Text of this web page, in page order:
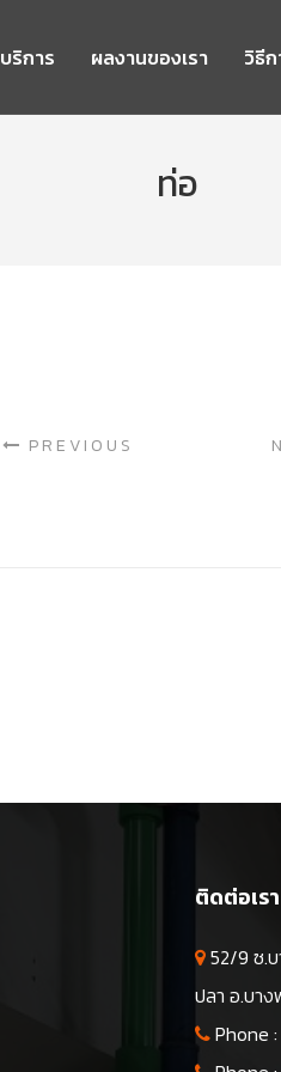
บริการ ผลงานของเรา วิธี
ท่อ
PREVIOUS
ติดต่อเรา
52/9 ซ.
ปลา อ.บา
Phone :